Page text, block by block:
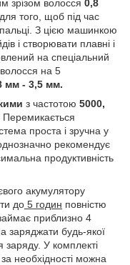
зрізом волосся 0,8
того, щоб під час
З цією машинкою
і створювати плавні і
на спеціальний
на 5
мм - 3,5 мм.
з частотою 5000,
Перемикається
проста і зручна у
рекомендує
продуктивність
акумулятору
до 5 годин повністю
приблизно 4
заряджати будь-якої
заряду. У комплекті
необхідності можна